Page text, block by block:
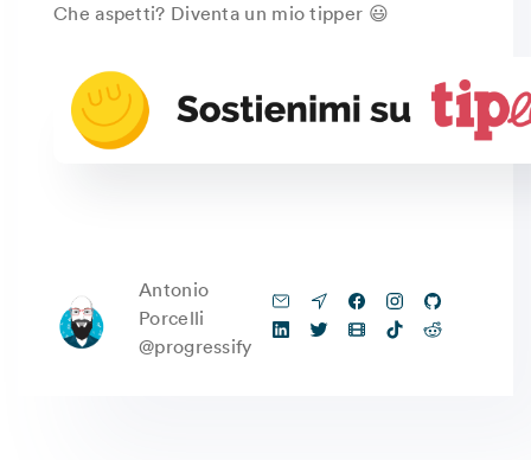
Che aspetti? Diventa un mio tipper 😃
Antonio
Porcelli
@progressify